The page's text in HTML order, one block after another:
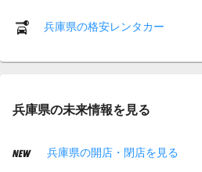
兵庫県の格安レンタカー
兵庫県の未来情報を見る
兵庫県の開店・閉店を見る